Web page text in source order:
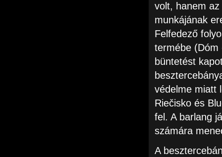
volt, hanem
munkájának
Felfedező
termébe (Dóm
büntetést
védelme miatt
Riečisko és
fel. A barlang
számára
A